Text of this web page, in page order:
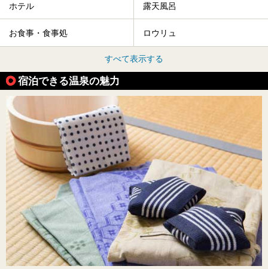
ホテル 露天風呂
お食事・食事処 ロウリュ
すべて表示する
宿泊できる温泉の魅力